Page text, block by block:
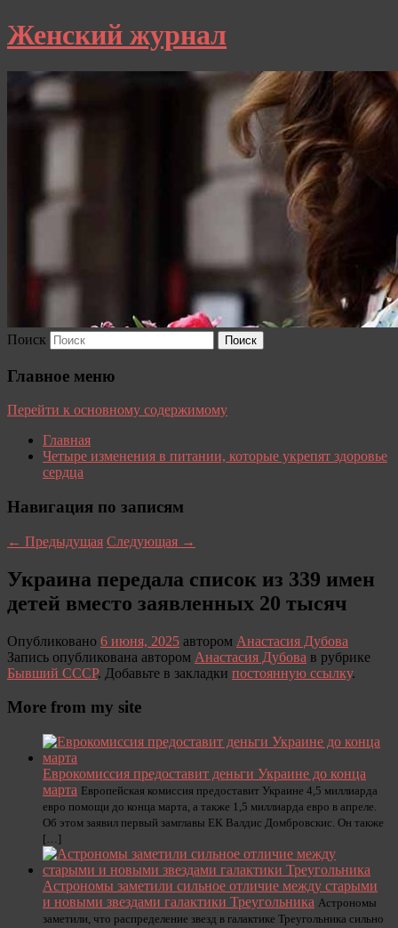
Женский журнал
Поиск
Главное меню
Перейти к основному содержимому
Главная
Четыре изменения в питании, которые укрепят здоровье
сердца
Навигация по записям
← Предыдущая Следующая →
Украина передала список из 339 имен
детей вместо заявленных 20 тысяч
Опубликовано 6 июня, 2025 автором Анастасия Дубова
Запись опубликована автором Анастасия Дубова в рубрике
Бывший СССР. Добавьте в закладки постоянную ссылку.
More from my site
Еврокомиссия предоставит деньги Украине до конца
марта Европейская комиссия предоставит Украине 4,5 миллиарда
евро помощи до конца марта, а также 1,5 миллиарда евро в апреле.
Об этом заявил первый замглавы ЕК Валдис Домбровскис. Он также
[…]
Астрономы заметили сильное отличие между старыми
и новыми звездами галактики Треугольника Астрономы
заметили, что распределение звезд в галактике Треугольника сильно